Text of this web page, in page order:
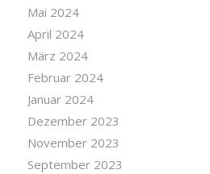
Mai 2024
April 2024
März 2024
Februar 2024
Januar 2024
Dezember 2023
November 2023
September 2023